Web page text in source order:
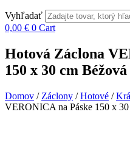
Vyhľadať
0,00 € 0 Cart
Hotová Záclona
150 x 30 cm Béžová
Domov / Záclony /Hotové /
VERONICA na Páske 150 x 30